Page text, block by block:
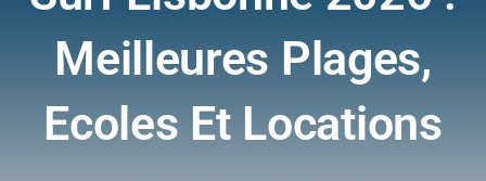
Meilleures Plages,
Ecoles Et Locations